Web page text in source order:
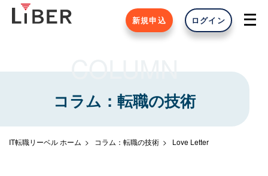
新規申込 ログイン
COLUMN
コラム：転職の技術
IT転職リーベル ホーム コラム：転職の技術 Love Letter